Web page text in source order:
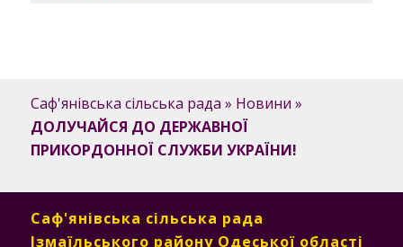
Саф'янівська сільська рада » Новини »
ДОЛУЧАЙСЯ ДО ДЕРЖАВНОЇ
ПРИКОРДОННОЇ СЛУЖБИ УКРАЇНИ!
Саф'янівська сільська рада
Ізмаїльського району Одеської області